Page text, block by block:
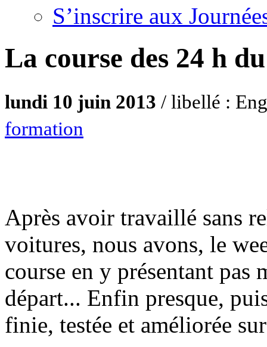
S’inscrire aux
La course des 24 h
lundi 10 juin 2013 / libellé :
formation
Après avoir travaillé sans
voitures, nous avons, le
course en y présentant pas
départ... Enfin presque,
finie, testée et améliorée